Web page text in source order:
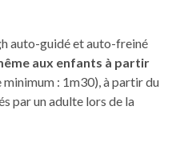
auto-guidé et auto-freiné
aux enfants à partir
: 1m30), à partir du
par un adulte lors de la